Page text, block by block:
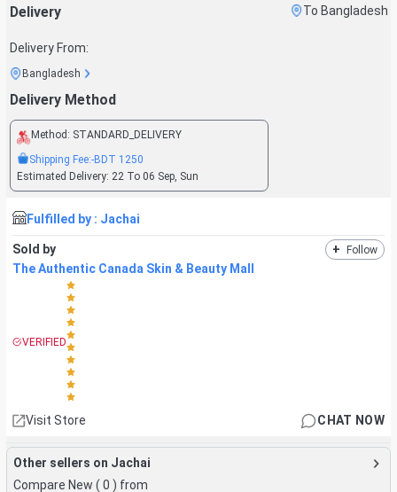
Delivery To Bangladesh
Delivery From:
Bangladesh
Delivery Method
Method: STANDARD_DELIVERY
Shipping Fee:-BDT 1250
Estimated Delivery: 22 To 06 Sep, Sun
Fulfilled by : Jachai
Sold by + Follow
The Authentic Canada Skin & Beauty Mall
VERIFIED
Visit Store CHAT NOW
Other sellers on Jachai
Compare New ( 0 ) from